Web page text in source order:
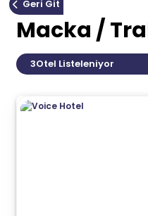
Geri Git
Macka /
3Otel Listeleniyor